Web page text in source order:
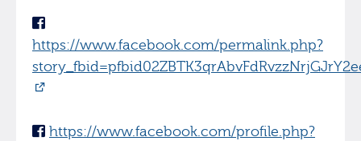
https://www.facebook.com/permalink.php?
https://www.facebook.com/profile.php?